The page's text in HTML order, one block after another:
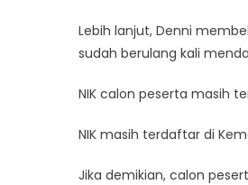
Lebih lanjut, Denni
sudah berulang kali
NIK calon peserta masih
NIK masih terdaftar di
Jika demikian, calon